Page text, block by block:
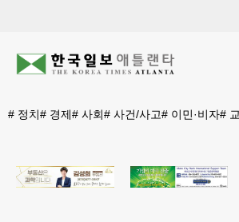
# 정치# 경제# 사회# 사건/사고# 이민·비자#